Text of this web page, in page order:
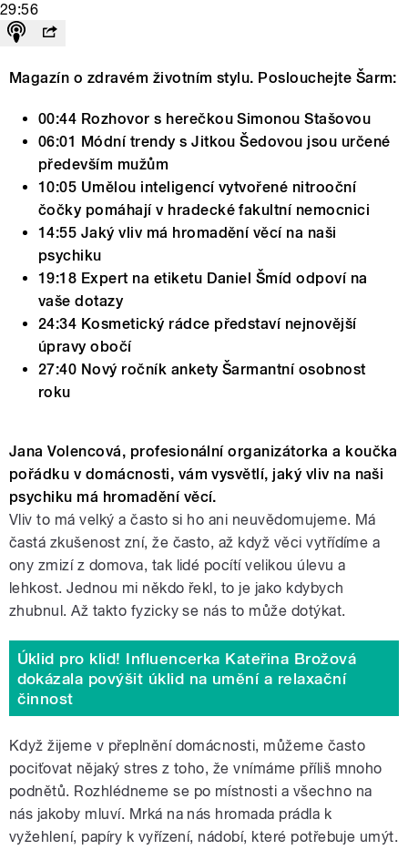
29:56
Magazín o zdravém životním stylu. Poslouchejte Šarm:
00:44 Rozhovor s herečkou Simonou Stašovou
06:01 Módní trendy s Jitkou Šedovou jsou určené
především mužům
10:05 Umělou inteligencí vytvořené nitrooční
čočky pomáhají v hradecké fakultní nemocnici
14:55 Jaký vliv má hromadění věcí na naši
psychiku
19:18 Expert na etiketu Daniel Šmíd odpoví na
vaše dotazy
24:34 Kosmetický rádce představí nejnovější
úpravy obočí
27:40 Nový ročník ankety Šarmantní osobnost
roku
Jana Volencová, profesionální organizátorka a koučka
pořádku v domácnosti, vám vysvětlí, jaký vliv na naši
psychiku má hromadění věcí.
Vliv to má velký a často si ho ani neuvědomujeme. Má
častá zkušenost zní, že často, až když věci vytřídíme a
ony zmizí z domova, tak lidé pocítí velikou úlevu a
lehkost. Jednou mi někdo řekl, to je jako kdybych
zhubnul. Až takto fyzicky se nás to může dotýkat.
Úklid pro klid! Influencerka Kateřina Brožová
dokázala povýšit úklid na umění a relaxační
činnost
Když žijeme v přeplnění domácnosti, můžeme často
pociťovat nějaký stres z toho, že vnímáme příliš mnoho
podnětů. Rozhlédneme se po místnosti a všechno na
nás jakoby mluví. Mrká na nás hromada prádla k
vyžehlení, papíry k vyřízení, nádobí, které potřebuje umýt.